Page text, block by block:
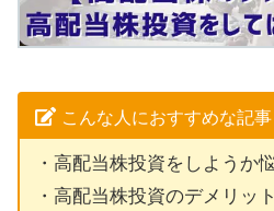
こんな人におすすめな記事
・高配当株投資をしようか
・高配当株投資のデメリッ